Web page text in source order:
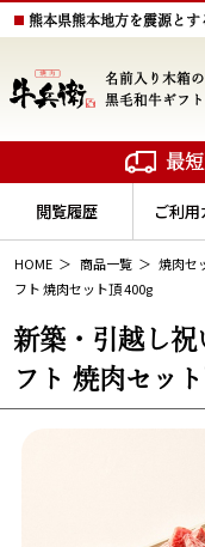
熊本県熊本地方を震源と
名前入り木箱の
黒毛和牛ギフト
最
閲覧履歴 ご利
HOME 商品一覧 焼肉セ
フト 焼肉セット頂 400g
新築・引越し
フト 焼肉セッ